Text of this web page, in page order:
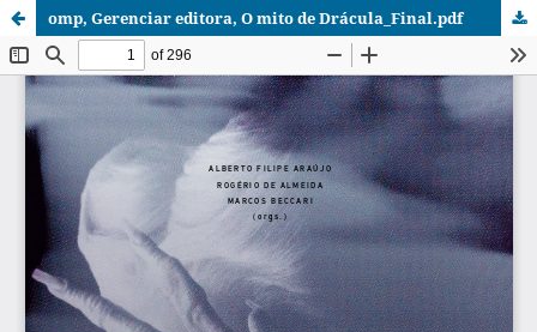
omp, Gerenciar editora, O mito de Drácula_Final.pdf